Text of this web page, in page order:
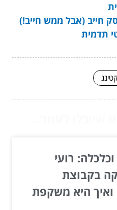
חייב (אבל ממש חייב!)
תדמית
רועי
בקבוצת
ואיך היא משקפת